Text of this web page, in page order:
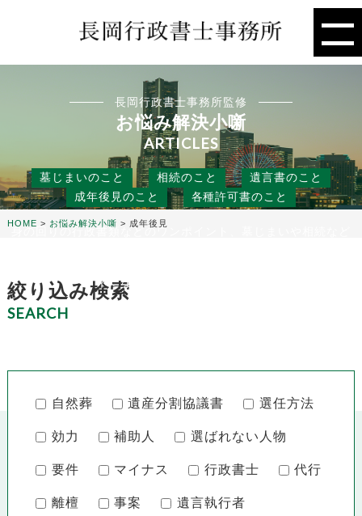
長岡行政書士事務所監修
お悩み解決小噺
ARTICLES
墓じまいのこと 相続のこと
遺言書のこと
成年後見のこと
各種許可書のこと
身の回りの行政書類などのワンポイント、墓じまいや相続など
ネになる小噺をお届けします。
HOME > お悩み解決小噺 > 成年後見
絞り込み検索
SEARCH
自然葬 遺産分割協議書 選任方法
効力 補助人 選ばれない人物
要件 マイナス 行政書士 代行
離檀 事案 遺言執行者